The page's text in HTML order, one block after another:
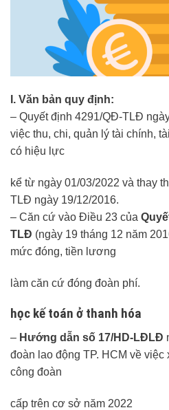
I. Văn bản quy định:
– Quyết định 4291/QĐ-TLĐ
việc thu, chi, quản lý tài chính,
có hiệu lực
kể từ ngày 01/03/2022 và thay
TLĐ ngày 19/12/2016.
– Căn cứ vào Điều 23 của
TLĐ (ngày 19 tháng 12 năm
mức đóng, tiền lương
làm căn cứ đóng đoàn phí.
học kế toán ở thanh hóa
– Hướng dẫn số 17/HD-LĐLĐ
đoàn lao động TP. HCM về
công đoàn
cấp trên cơ sở năm 2022